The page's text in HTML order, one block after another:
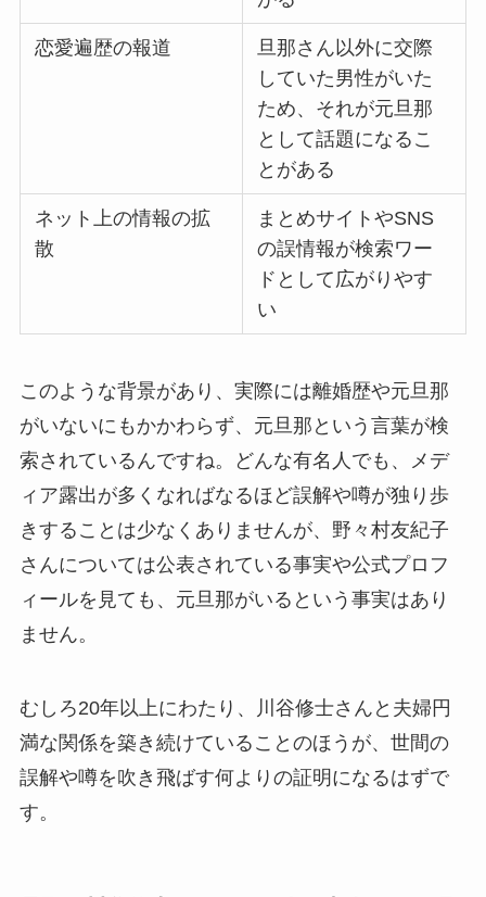
恋愛遍歴の報道
旦那さん以外に交際
していた男性がいた
ため、それが元旦那
として話題になるこ
とがある
ネット上の情報の拡
散
まとめサイトやSNS
の誤情報が検索ワー
ドとして広がりやす
い
このような背景があり、実際には離婚歴や元旦那
がいないにもかかわらず、元旦那という言葉が検
索されているんですね。どんな有名人でも、メデ
ィア露出が多くなればなるほど誤解や噂が独り歩
きすることは少なくありませんが、野々村友紀子
さんについては公表されている事実や公式プロフ
ィールを見ても、元旦那がいるという事実はあり
ません。
むしろ20年以上にわたり、川谷修士さんと夫婦円
満な関係を築き続けていることのほうが、世間の
誤解や噂を吹き飛ばす何よりの証明になるはずで
す。